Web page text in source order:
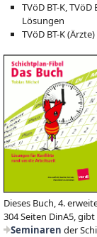
TVöD BT-K, TVöD
Lösungen
TVöD BT-K
Dieses Buch, 4.
304 Seiten DinA5,
Seminaren der